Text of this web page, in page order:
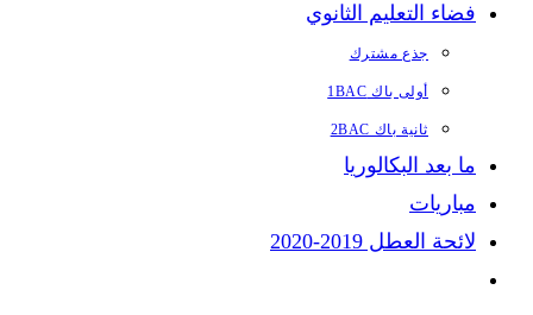
فضاء التعليم الثانوي
جذع مشترك
أولى باك 1BAC
ثانية باك 2BAC
ما بعد البكالوريا
مباريات
لائحة العطل 2019-2020